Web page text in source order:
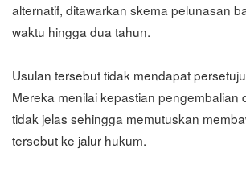
alternatif, ditawarkan skema pelunasan
waktu hingga dua tahun.
Usulan tersebut tidak mendapat
Mereka menilai kepastian pengembalian
tidak jelas sehingga memutuskan
tersebut ke jalur hukum.